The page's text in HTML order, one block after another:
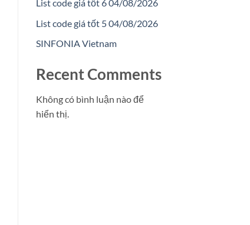
List code giá tốt 6 04/08/2026
List code giá tốt 5 04/08/2026
SINFONIA Vietnam
Recent Comments
Không có bình luận nào để
hiển thị.